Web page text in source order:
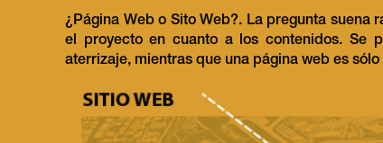
¿Página Web o Sito Web?. La pregunta
el proyecto en cuanto a los contenidos. Se
aterrizaje, mientras que una página web es sólo